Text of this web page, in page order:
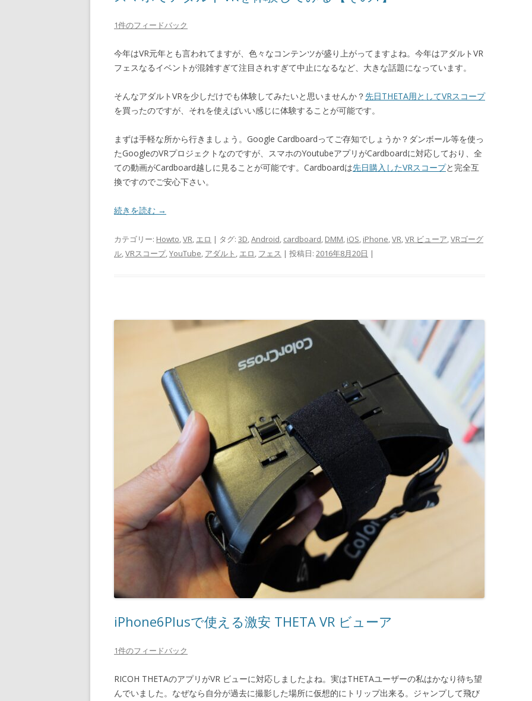
1件のフィードバック
今年はVR元年とも言われてますが、色々なコンテンツが盛り上がってますよね。今年はアダルトVR
フェスなるイベントが混雑すぎて注目されすぎて中止になるなど、大きな話題になっています。
そんなアダルトVRを少しだけでも体験してみたいと思いませんか？先日THETA用としてVRスコープ
を買ったのですが、それを使えばいい感じに体験することが可能です。
まずは手軽な所から行きましょう。Google Cardboardってご存知でしょうか？ダンボール等を使っ
たGoogleのVRプロジェクトなのですが、スマホのYoutubeアプリがCardboardに対応しており、全
ての動画がCardboard越しに見ることが可能です。Cardboardは先日購入したVRスコープと完全互
換ですのでご安心下さい。
続きを読む →
カテゴリー: Howto,VR, エロ | タグ: 3D,Android, cardboard, DMM, iOS, iPhone,VR,VR ビューア,VRゴーグ
ル,VRスコープ,YouTube, アダルト , エロ, フェス | 投稿日: 2016年8月20日 |
iPhone6Plusで使える激安 THETA VR ビューア
1件のフィードバック
RICOH THETAのアプリがVR ビューに対応しましたよね。実はTHETAユーザーの私はかなり待ち望
んでいました。なぜなら自分が過去に撮影した場所に仮想的にトリップ出来る。ジャンプして飛び